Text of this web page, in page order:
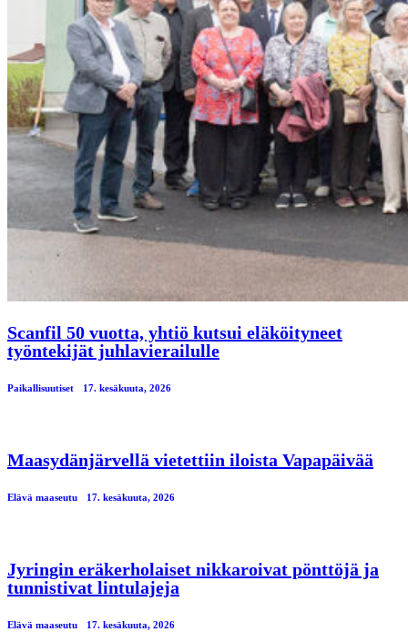
Scanfil 50 vuotta, yhtiö kutsui eläköityneet
työntekijät juhlavierailulle
Paikallisuutiset 17. kesäkuuta, 2026
Maasydänjärvellä vietettiin iloista Vapapäivää
Elävä maaseutu 17. kesäkuuta, 2026
Jyringin eräkerholaiset nikkaroivat pönttöjä ja
tunnistivat lintulajeja
Elävä maaseutu 17. kesäkuuta, 2026